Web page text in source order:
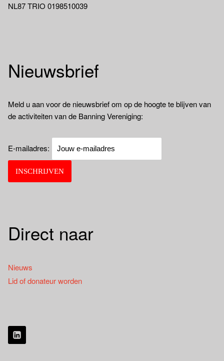
NL87 TRIO 0198510039
Nieuwsbrief
Meld u aan voor de nieuwsbrief om op de hoogte te blijven van
de activiteiten van de Banning Vereniging:
E-mailadres:
Direct naar
Nieuws
Lid of donateur worden